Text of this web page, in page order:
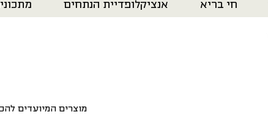
חי בריא אנציקלופדיית הנתחים
מוצרים המיועדים